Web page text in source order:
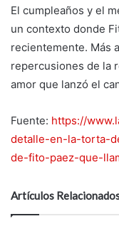
El cumpleaños y el
un contexto donde
recientemente. Más
repercusiones de la
amor que lanzó el
Fuente: https://
detalle-en-la-torta-
de-fito-paez-que-
Artículos